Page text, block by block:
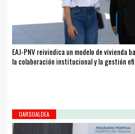
EAJ-PNV reivindica un modelo de vivienda
la colaboración institucional y la gestión
OARSOALDEA